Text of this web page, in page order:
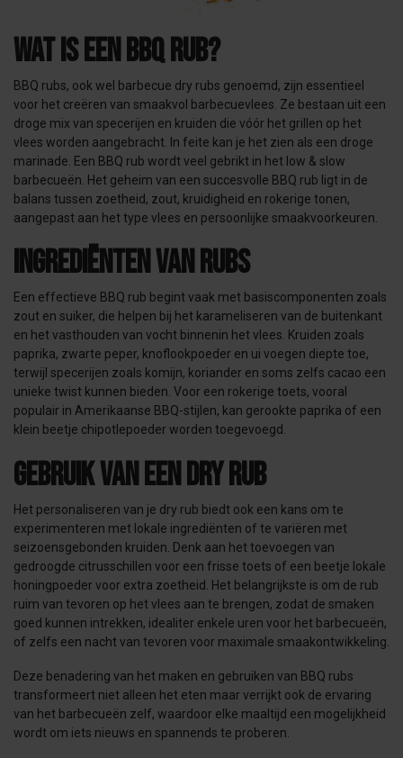
Wat is een BBQ rub?
BBQ rubs, ook wel barbecue dry rubs genoemd, zijn essentieel
voor het creëren van smaakvol barbecuevlees. Ze bestaan uit een
droge mix van specerijen en kruiden die vóór het grillen op het
vlees worden aangebracht. In feite kan je het zien als een droge
marinade. Een BBQ rub wordt veel gebrikt in het low & slow
barbecueën. Het geheim van een succesvolle BBQ rub ligt in de
balans tussen zoetheid, zout, kruidigheid en rokerige tonen,
aangepast aan het type vlees en persoonlijke smaakvoorkeuren.
Ingrediënten van Rubs
Een effectieve BBQ rub begint vaak met basiscomponenten zoals
zout en suiker, die helpen bij het karameliseren van de buitenkant
en het vasthouden van vocht binnenin het vlees. Kruiden zoals
paprika, zwarte peper, knoflookpoeder en ui voegen diepte toe,
terwijl specerijen zoals komijn, koriander en soms zelfs cacao een
unieke twist kunnen bieden. Voor een rokerige toets, vooral
populair in Amerikaanse BBQ-stijlen, kan gerookte paprika of een
klein beetje chipotlepoeder worden toegevoegd.
Gebruik van een dry rub
Het personaliseren van je dry rub biedt ook een kans om te
experimenteren met lokale ingrediënten of te variëren met
seizoensgebonden kruiden. Denk aan het toevoegen van
gedroogde citrusschillen voor een frisse toets of een beetje lokale
honingpoeder voor extra zoetheid. Het belangrijkste is om de rub
ruim van tevoren op het vlees aan te brengen, zodat de smaken
goed kunnen intrekken, idealiter enkele uren voor het barbecueën,
of zelfs een nacht van tevoren voor maximale smaakontwikkeling.
Deze benadering van het maken en gebruiken van BBQ rubs
transformeert niet alleen het eten maar verrijkt ook de ervaring
van het barbecueën zelf, waardoor elke maaltijd een mogelijkheid
wordt om iets nieuws en spannends te proberen.